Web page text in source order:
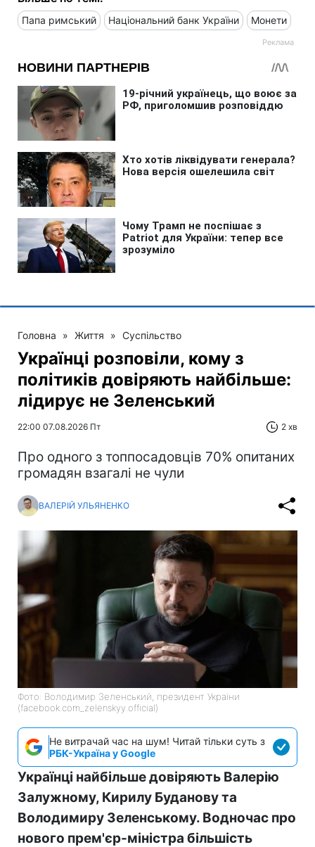
Папа римський Національний банк України Монети
Головна » Життя » Суспільство
Українці розповіли, кому з
політиків довіряють найбільше:
лідирує не Зеленський
22:00 07.08.2026 Пт 2 хв
Про одного з топпосадовців 70% опитаних
громадян взагалі не чули
ВАЛЕРІЙ УЛЬЯНЕНКО
Фото: Володимир Зеленський, президент України
(facebook.com_zelenskyy.official)
Не витрачай час на шум! Читай тільки суть з
РБК-Україна у Google
Українці найбільше довіряють Валерію
Залужному, Кирилу Буданову та
Володимиру Зеленському. Водночас про
нового прем'єр-міністра більшість